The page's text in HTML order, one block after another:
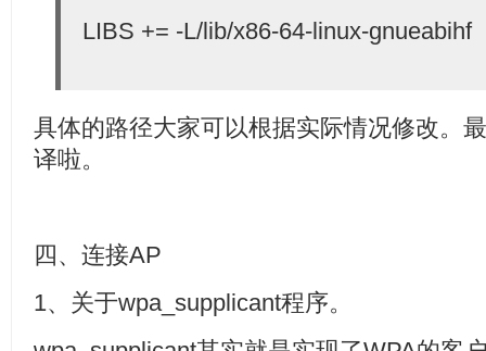
LIBS += -L/lib/x86-64-linux-gnueabihf
具体的路径大家可以根据实际情况修改。
译啦。
四、连接AP
1、关于wpa_supplicant程序。